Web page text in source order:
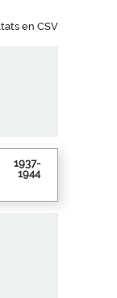
en CSV
1937-
1944